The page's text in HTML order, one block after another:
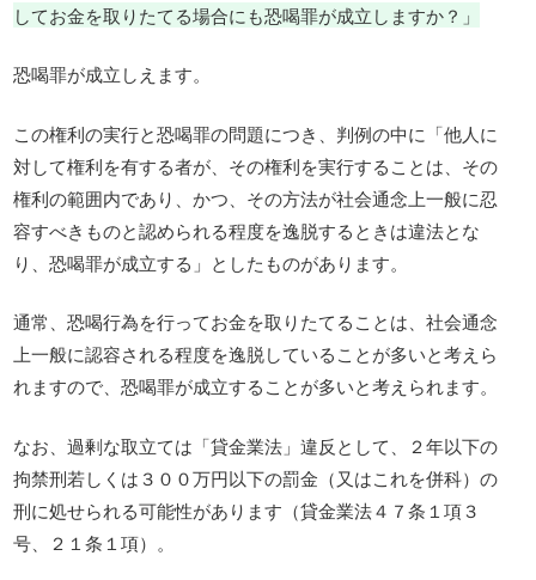
してお金を取りたてる場合にも恐喝罪が成立しますか？」
恐喝罪が成立しえます。
この権利の実行と恐喝罪の問題につき、判例の中に「他人に
対して権利を有する者が、その権利を実行することは、その
権利の範囲内であり、かつ、その方法が社会通念上一般に忍
容すべきものと認められる程度を逸脱するときは違法とな
り、恐喝罪が成立する」としたものがあります。
通常、恐喝行為を行ってお金を取りたてることは、社会通念
上一般に認容される程度を逸脱していることが多いと考えら
れますので、恐喝罪が成立することが多いと考えられます。
なお、過剰な取立ては「貸金業法」違反として、２年以下の
拘禁刑若しくは３００万円以下の罰金（又はこれを併科）の
刑に処せられる可能性があります（貸金業法４７条１項３
号、２１条１項）。